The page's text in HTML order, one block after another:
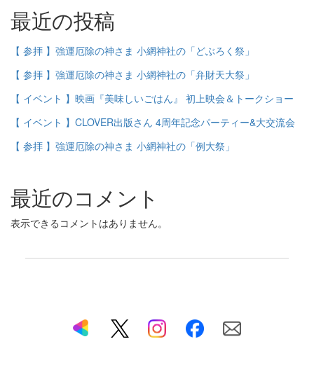
最近の投稿
【 参拝 】強運厄除の神さま 小網神社の「どぶろく祭」
【 参拝 】強運厄除の神さま 小網神社の「弁財天大祭」
【 イベント 】映画『美味しいごはん』 初上映会＆トークショー
【 イベント 】CLOVER出版さん 4周年記念パーティー&大交流会
【 参拝 】強運厄除の神さま 小網神社の「例大祭」
最近のコメント
表示できるコメントはありません。